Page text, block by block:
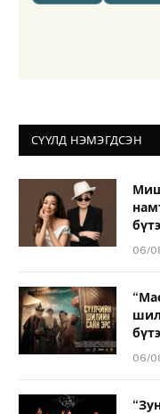
СҮҮЛД НЭМЭГДСЭН
06/
06/